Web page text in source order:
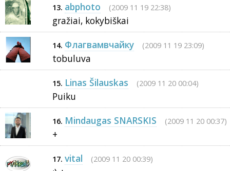
13. abphoto (2009 11 19 22:38)
gražiai, kokybiškai
14. Флагвамвчaйку (2009 11 19 23:09)
tobuluva
15. Linas Šilauskas (2009 11 20 00:04)
Puiku
16. Mindaugas SNARSKIS (2009 11 20 00:37)
+
17. vital (2009 11 20 00:39)